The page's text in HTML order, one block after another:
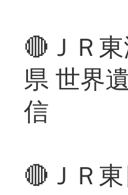
🔴ＪＲ
県 世界
信
🔴ＪＲ